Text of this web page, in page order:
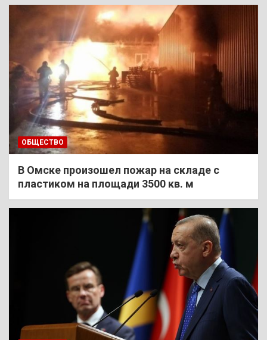
ОБЩЕСТВО
В Омске произошел пожар на складе с
пластиком на площади 3500 кв. м